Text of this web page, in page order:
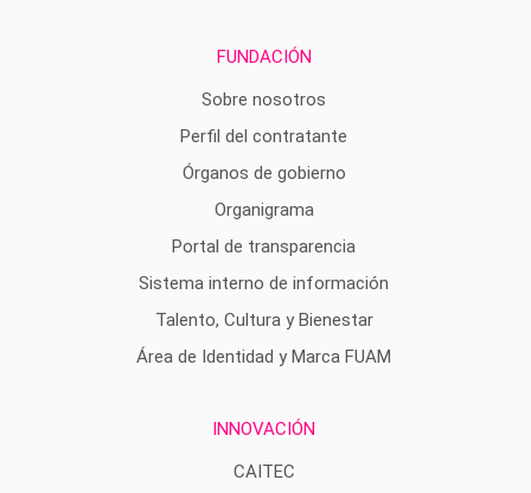
FUNDACIÓN
Sobre nosotros
Perfil del contratante
Órganos de gobierno
Organigrama
Portal de transparencia
Sistema interno de información
Talento, Cultura y Bienestar
Área de Identidad y Marca FUAM
INNOVACIÓN
CAITEC